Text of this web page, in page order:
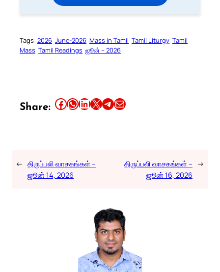
Tags: 2026 June-2026 Mass in Tamil Tamil Liturgy Tamil
Mass Tamil Readings ஜூன் – 2026
Share: Share this article on Facebook Share this article on WhatsApp Share this article on LinkedIn Share this article on X Share this article on TelegramEmail this Article
← திருப்பலி வாசகங்கள் –
ஜூன் 14, 2026
திருப்பலி வாசகங்கள் –
ஜூன் 16, 2026
→